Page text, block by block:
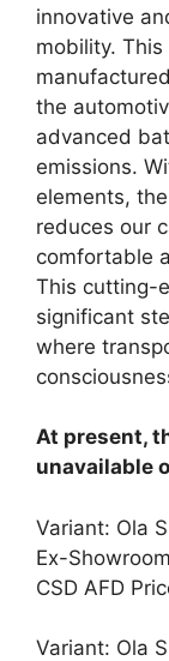
innovative
mobility.
the
advanced
emissions.
elements,
reduces our
comfortable
This cutting-
significant
where
At present,
unavailable
Variant: Ola
Ex-
CSD AFD
Variant: Ola